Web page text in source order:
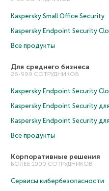
Kaspersky Small Office Security
Kaspersky Endpoint Security
Все продукты
Для среднего бизнеса
26-999 СОТРУДНИКОВ
Kaspersky Endpoint Security
Kaspersky Endpoint Security
Kaspersky Endpoint Security
Все продукты
Корпоративные решения
БОЛЕЕ 1000 СОТРУДНИКОВ
Сервисы кибербезопасности